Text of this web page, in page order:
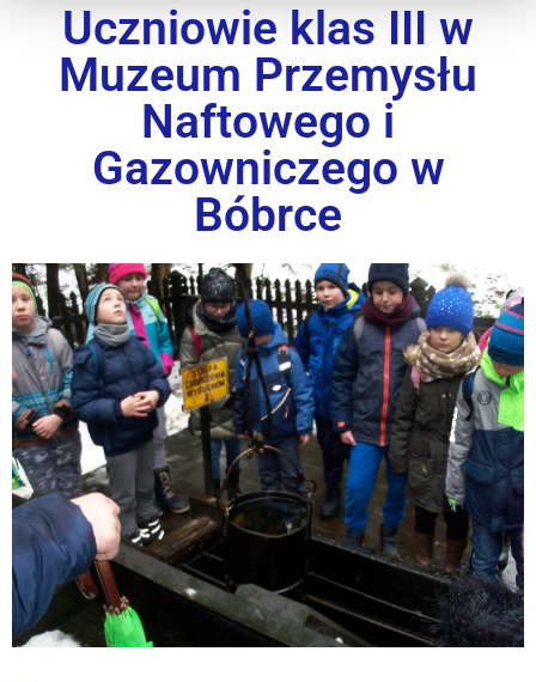
Uczniowie klas III w
Muzeum Przemysłu
Naftowego i
Gazowniczego w
Bóbrce